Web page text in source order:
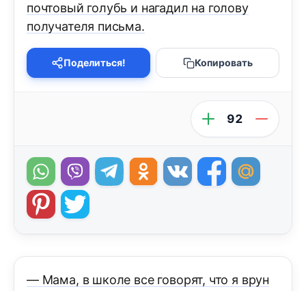
почтовый голубь и нагадил на голову
получателя письма.
Поделиться! Копировать
92
— Мама, в школе все говорят, что я врун